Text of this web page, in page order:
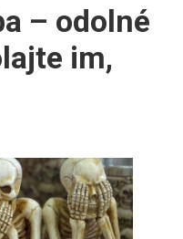
– odolné
im,